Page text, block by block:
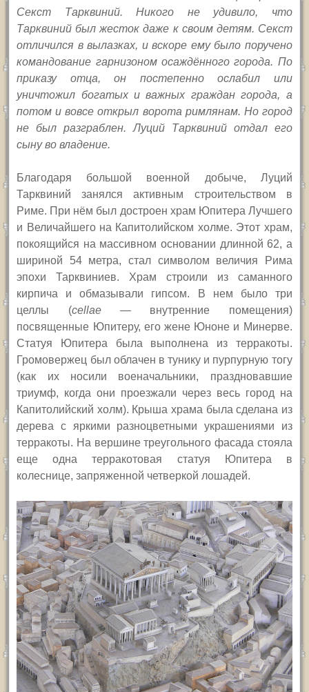
Секст Тарквиний. Никого не удивило, что
Тарквиний был жесток даже к своим детям. Секст
отличился в вылазках, и вскоре ему было поручено
командование гарнизоном осаждённого города. По
приказу отца, он постепенно ослабил или
уничтожил богатых и важных граждан города, а
потом и вовсе открыл ворота римлянам. Но город
не был разграблен. Луций Тарквиний отдал его
сыну во владение.
Благодаря большой военной добыче, Луций
Тарквиний занялся активным строительством в
Риме. При нём был достроен храм Юпитера Лучшего
и Величайшего на Капитолийском холме. Этот храм,
покоящийся на массивном основании длинной 62, а
шириной 54 метра, стал символом величия Рима
эпохи Тарквиниев. Храм строили из саманного
кирпича и обмазывали гипсом. В нем было три
целлы (cellae— внутренние помещения)
посвященные Юпитеру, его жене Юноне и Минерве.
Статуя Юпитера была выполнена из терракоты.
Громовержец был облачен в тунику и пурпурную тогу
(как их носили военачальники, праздновавшие
триумф, когда они проезжали через весь город на
Капитолийский холм). Крыша храма была сделана из
дерева с яркими разноцветными украшениями из
терракоты. На вершине треугольного фасада стояла
еще одна терракотовая статуя Юпитера в
колеснице, запряженной четверкой лошадей.